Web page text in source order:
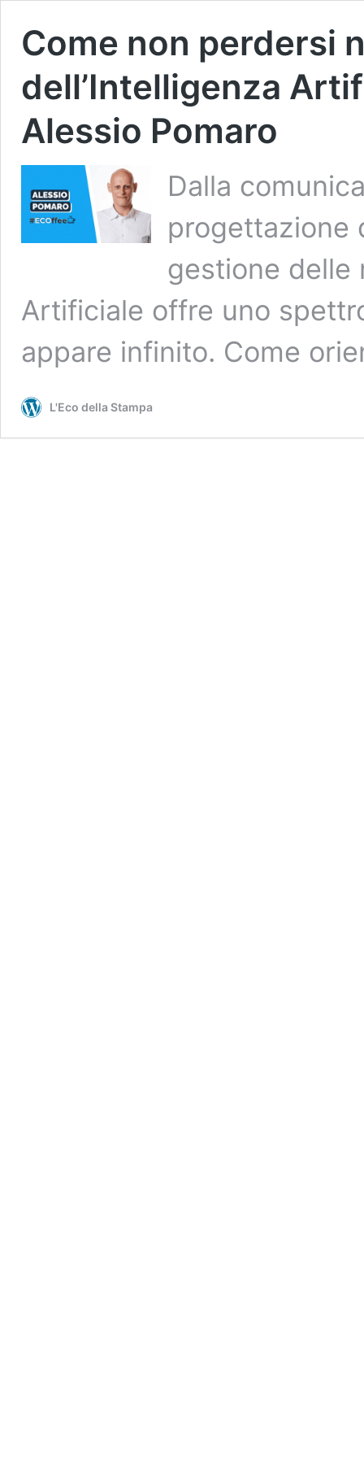
Come non perdersi
dell’Intelligenza
Alessio Pomaro
Dalla
progettazione
gestione delle
Artificiale offre uno
appare infinito. Come
L'Eco della Stampa